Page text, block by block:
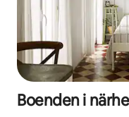
Boenden i